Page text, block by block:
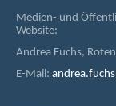
Medien- und
Website:
Andrea Fuchs,
E-Mail: